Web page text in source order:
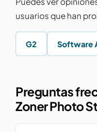
usuarios que han
G2 Software
Preguntas
Zoner Photo